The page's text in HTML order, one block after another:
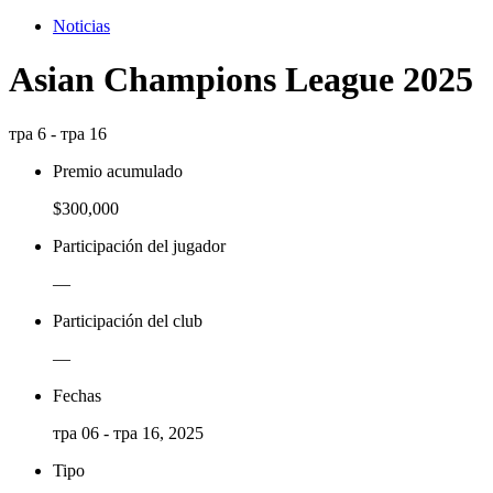
Noticias
Asian Champions League 2025
тра 6 - тра 16
Premio acumulado
$300,000
Participación del jugador
—
Participación del club
—
Fechas
тра 06 - тра 16, 2025
Tipo